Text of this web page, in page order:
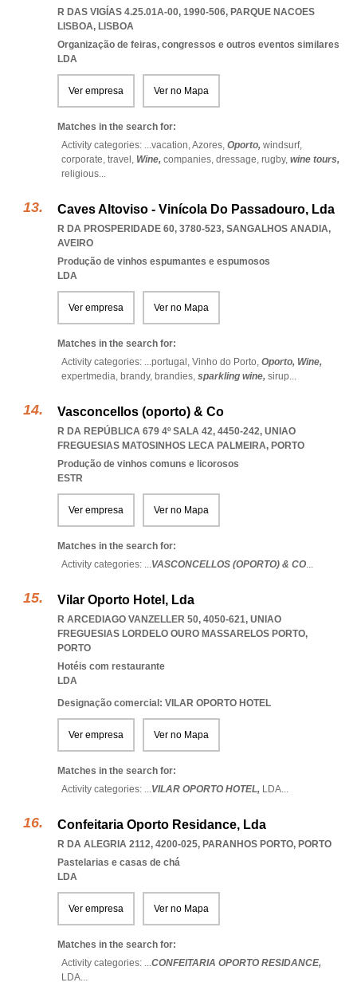
R DAS VIGÍAS 4.25.01A-00, 1990-506, PARQUE NACOES
LISBOA, LISBOA
Organização de feiras, congressos e outros eventos similares
LDA
Ver empresa Ver no Mapa
Matches in the search for:
Activity categories: ...vacation,Azores, Oporto, windsurf,
corporate, travel, Wine, companies, dressage, rugby, wine tours,
religious...
Caves Altoviso - Vinícola Do Passadouro, Lda
R DA PROSPERIDADE 60, 3780-523, SANGALHOS ANADIA,
AVEIRO
Produção de vinhos espumantes e espumosos
LDA
Ver empresa Ver no Mapa
Matches in the search for:
Activity categories: ...portugal, Vinho do Porto, Oporto, Wine,
expertmedia, brandy, brandies, sparkling wine, sirup...
Vasconcellos (oporto) & Co
R DA REPÚBLICA 679 4º SALA 42, 4450-242, UNIAO
FREGUESIAS MATOSINHOS LECA PALMEIRA, PORTO
Produção de vinhos comuns e licorosos
ESTR
Ver empresa Ver no Mapa
Matches in the search for:
Activity categories: ...VASCONCELLOS (OPORTO) & CO...
Vilar Oporto Hotel, Lda
R ARCEDIAGO VANZELLER 50, 4050-621, UNIAO
FREGUESIAS LORDELO OURO MASSARELOS PORTO,
PORTO
Hotéis com restaurante
LDA
Designação comercial: VILAR OPORTO HOTEL
Ver empresa Ver no Mapa
Matches in the search for:
Activity categories: ...VILAR OPORTO HOTEL, LDA...
Confeitaria Oporto Residance, Lda
R DA ALEGRIA 2112, 4200-025, PARANHOS PORTO, PORTO
Pastelarias e casas de chá
LDA
Ver empresa Ver no Mapa
Matches in the search for:
Activity categories: ...CONFEITARIA OPORTO RESIDANCE,
LDA...